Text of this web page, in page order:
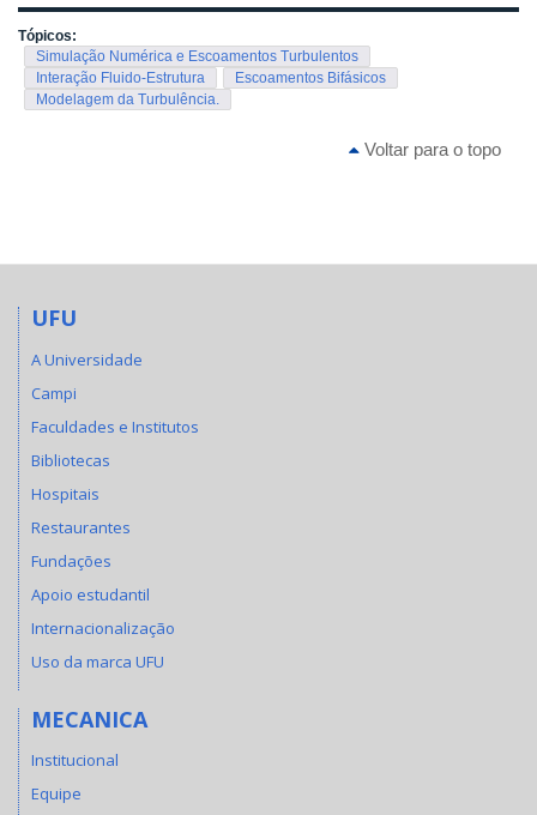
Tópicos:
Simulação Numérica e Escoamentos Turbulentos
Interação Fluido-Estrutura
Escoamentos Bifásicos
Modelagem da Turbulência.
Voltar para o topo
UFU
A Universidade
Campi
Faculdades e Institutos
Bibliotecas
Hospitais
Restaurantes
Fundações
Apoio estudantil
Internacionalização
Uso da marca UFU
MECANICA
Institucional
Equipe